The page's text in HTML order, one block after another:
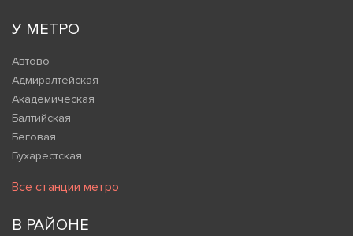
У МЕТРО
Автово
Адмиралтейская
Академическая
Балтийская
Беговая
Бухарестская
Все станции метро
В РАЙОНЕ